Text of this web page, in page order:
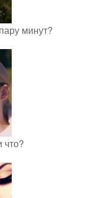
минут?